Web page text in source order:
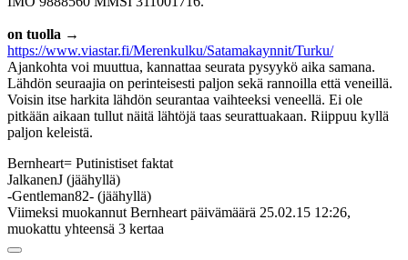
on tuolla →
https://www.viastar.fi/Merenkulku/Satamakaynnit/Turku/
Ajankohta voi muuttua, kannattaa seurata pysyykö aika samana.
Lähdön seuraajia on perinteisesti paljon sekä rannoilla että veneillä.
Voisin itse harkita lähdön seurantaa vaihteeksi veneellä. Ei ole
pitkään aikaan tullut näitä lähtöjä taas seurattuakaan. Riippuu kyllä
paljon keleistä.
Bernheart= Putinistiset faktat
JalkanenJ (jäähyllä)
-Gentleman82- (jäähyllä)
Viimeksi muokannut Bernheart päivämäärä 25.02.15 12:26,
muokattu yhteensä 3 kertaa